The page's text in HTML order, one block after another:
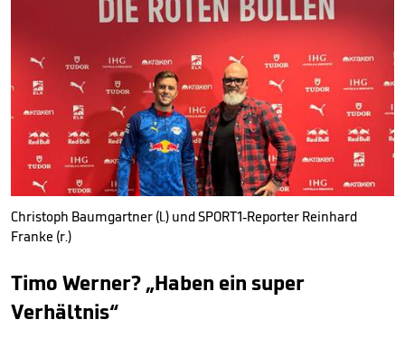
Christoph Baumgartner (l.) und SPORT1-Reporter Reinhard
Franke (r.)
Timo Werner? „Haben ein super
Verhältnis“